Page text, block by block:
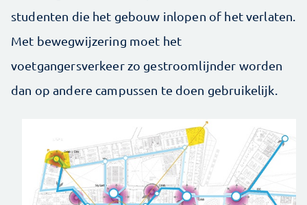
studenten die het gebouw inlopen of het verlaten.
Met bewegwijzering moet het
voetgangersverkeer zo gestroomlijnder worden
dan op andere campussen te doen gebruikelijk.